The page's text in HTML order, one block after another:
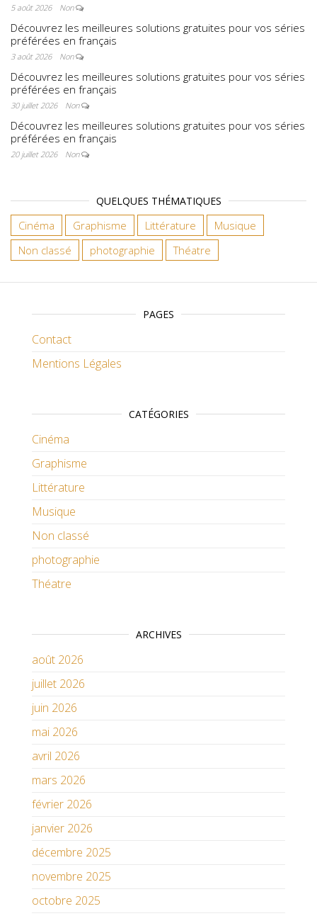
5 août 2026 Non
Découvrez les meilleures solutions gratuites pour vos séries
préférées en français
3 août 2026 Non
Découvrez les meilleures solutions gratuites pour vos séries
préférées en français
30 juillet 2026 Non
Découvrez les meilleures solutions gratuites pour vos séries
préférées en français
20 juillet 2026 Non
QUELQUES THÉMATIQUES
Cinéma Graphisme Littérature
Musique
Non classé
photographie Théatre
PAGES
Contact
Mentions Légales
CATÉGORIES
Cinéma
Graphisme
Littérature
Musique
Non classé
photographie
Théatre
ARCHIVES
août 2026
juillet 2026
juin 2026
mai 2026
avril 2026
mars 2026
février 2026
janvier 2026
décembre 2025
novembre 2025
octobre 2025